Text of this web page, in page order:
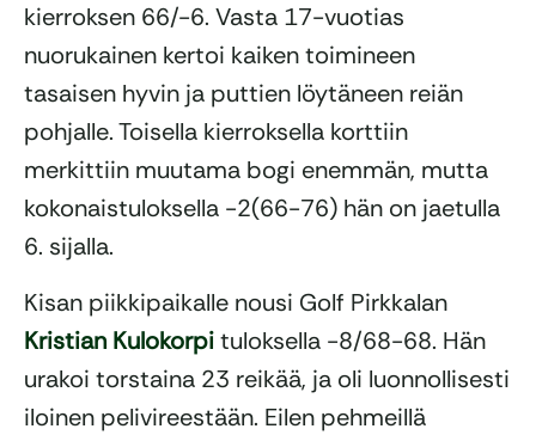
kierroksen 66/-6. Vasta 17-vuotias
nuorukainen kertoi kaiken toimineen
tasaisen hyvin ja puttien löytäneen reiän
pohjalle. Toisella kierroksella korttiin
merkittiin muutama bogi enemmän, mutta
kokonaistuloksella -2(66-76) hän on jaetulla
6. sijalla.
Kisan piikkipaikalle nousi Golf Pirkkalan
Kristian Kulokorpituloksella -8/68-68. Hän
urakoi torstaina 23 reikää, ja oli luonnollisesti
iloinen pelivireestään. Eilen pehmeillä